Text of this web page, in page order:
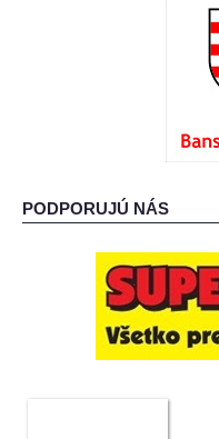
PODPORUJÚ NÁS